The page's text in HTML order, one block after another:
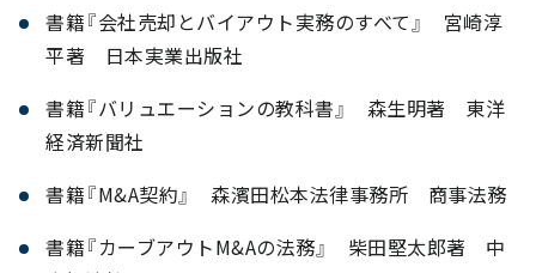
書籍『会社売却とバイアウト実務のすべて』 宮崎淳
平著 日本実業出版社
書籍『バリュエーションの教科書』 森生明著 東洋
経済新聞社
書籍『M&A契約』 森濱田松本法律事務所 商事法務
書籍『カーブアウトM&Aの法務』 柴田堅太郎著 中